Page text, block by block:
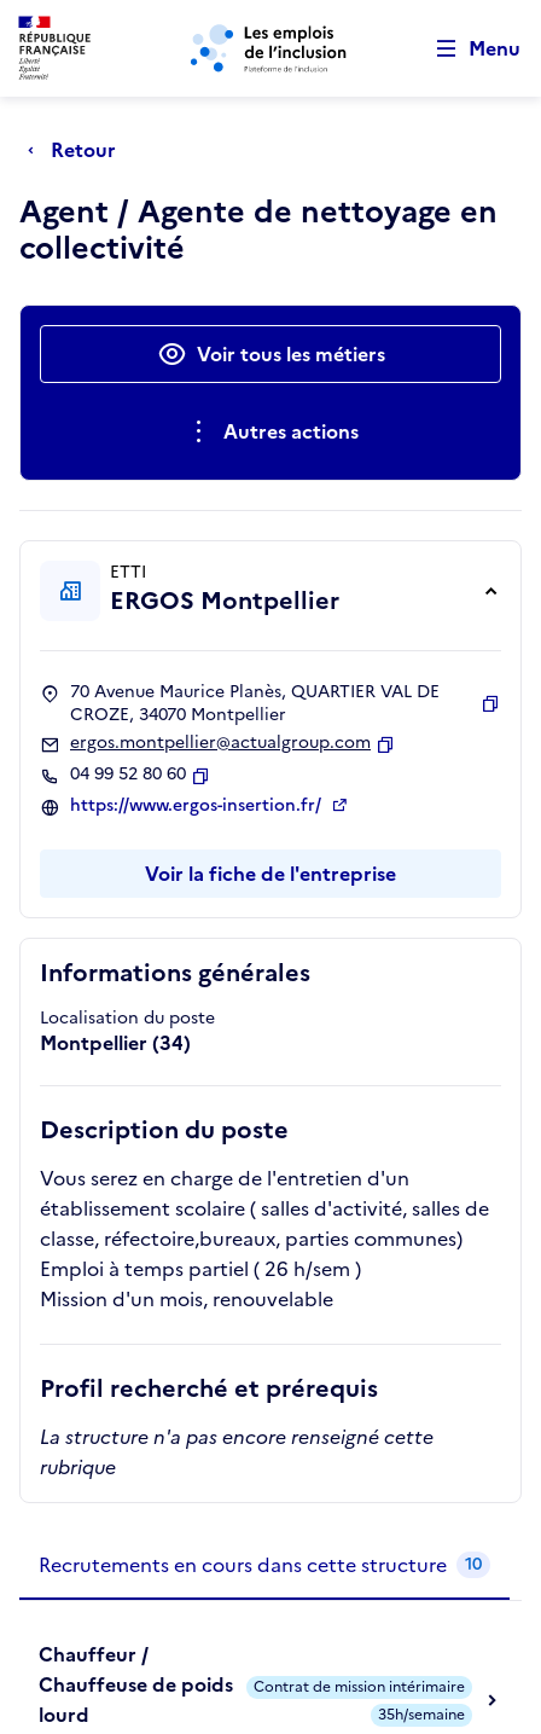
Aller au menu principal Aller au contenu principal
Menu
Retour
Agent / Agente de nettoyage en
collectivité
Actions rapidesVoir tous les métiers
Autres actions
Informations générales
Localisation du poste
Montpellier (34)
Description du poste
Vous serez en charge de l'entretien d'un
établissement scolaire ( salles d'activité, salles de
classe, réfectoire,bureaux, parties communes)
Emploi à temps partiel ( 26 h/sem )
Mission d'un mois, renouvelable
Profil recherché et prérequis
La structure n'a pas encore renseigné cette
rubrique
ETTI
ERGOS Montpellier
70 Avenue Maurice Planès, QUARTIER VAL DE
CROZE, 34070 Montpellier
ergos.montpellier@actualgroup.com
04 99 52 80 60
Copier
https://www.ergos-insertion.fr/
Voir la fiche de l'entreprise
Recrutements en cours dans cette structure 10
Chauffeur /
Chauffeuse de poids
lourd
Contrat de mission intérimaire
35h/semaine
Retour au début de la page
Panneau de gestion des cookies